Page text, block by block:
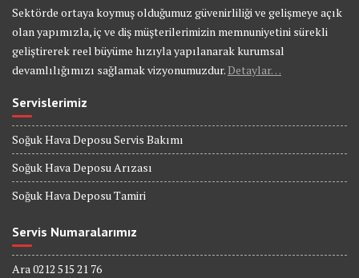
Sektörde ortaya koymuş olduğumuz güvenirliliği ve gelişmeye açık
olan yapımızla, iç ve diş müşterilerimizin memnuniyetini sürekli
geliştirerek reel büyüme hızıyla yapılanarak kurumsal
devamlılığımızı sağlamak vizyonumuzdur.Detaylar…
Servislerimiz
Soğuk Hava Deposu Servis Bakımı
Soğuk Hava Deposu Arızası
Soğuk Hava Deposu Tamiri
Servis Numaralarımız
Ara 0212 515 21 76